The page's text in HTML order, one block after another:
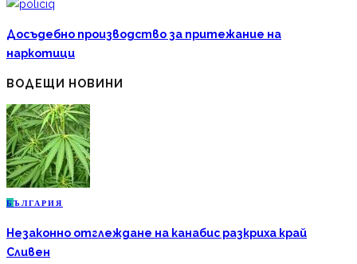
Досъдебно производство за притежание на
наркотици
ВОДЕЩИ НОВИНИ
Б ЪЛГАРИЯ
Незаконно отглеждане на канабис разкриха край
Сливен